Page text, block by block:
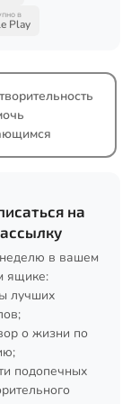
в
Play
на
в вашем
ящике:
лучших
о жизни по
подопечных